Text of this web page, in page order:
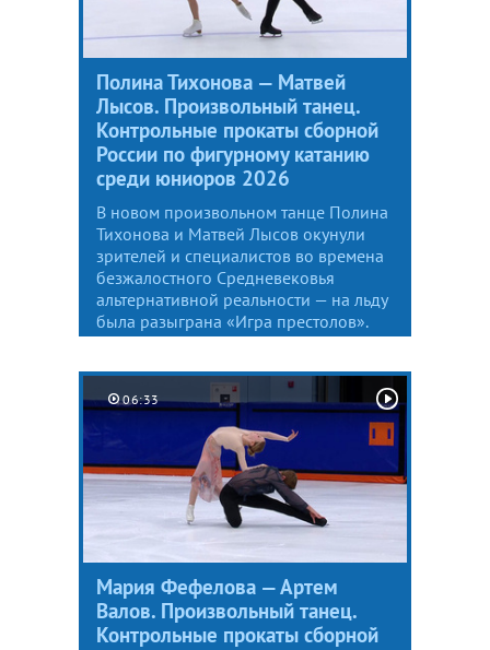
Полина Тихонова — Матвей
Лысов. Произвольный танец.
Контрольные прокаты сборной
России по фигурному катанию
среди юниоров 2026
В новом произвольном танце Полина
Тихонова и Матвей Лысов окунули
зрителей и специалистов во времена
безжалостного Средневековья
альтернативной реальности — на льду
была разыграна «Игра престолов».
06:33
Мария Фефелова — Артем
Валов. Произвольный танец.
Контрольные прокаты сборной